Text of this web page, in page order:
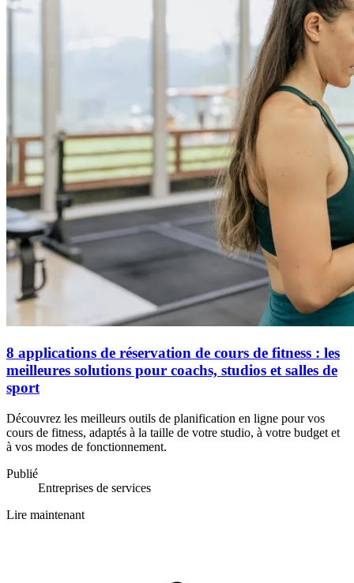
8 applications de réservation de cours de fitness : les
meilleures solutions pour coachs, studios et salles de
sport
Découvrez les meilleurs outils de planification en ligne pour vos
cours de fitness, adaptés à la taille de votre studio, à votre budget et
à vos modes de fonctionnement.
Publié
Entreprises de services
Lire maintenant